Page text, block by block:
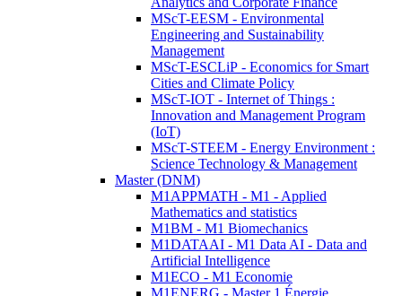
MScT-EESM - Environmental
Engineering and Sustainability
Management
MScT-ESCLiP - Economics for Smart
Cities and Climate Policy
MScT-IOT - Internet of Things :
Innovation and Management Program
(IoT)
MScT-STEEM - Energy Environment :
Science Technology & Management
Master (DNM)
M1APPMATH - M1 - Applied
Mathematics and statistics
M1BM - M1 Biomechanics
M1DATAAI - M1 Data AI - Data and
Artificial Intelligence
M1ECO - M1 Economie
M1ENERG - Master 1 Énergie